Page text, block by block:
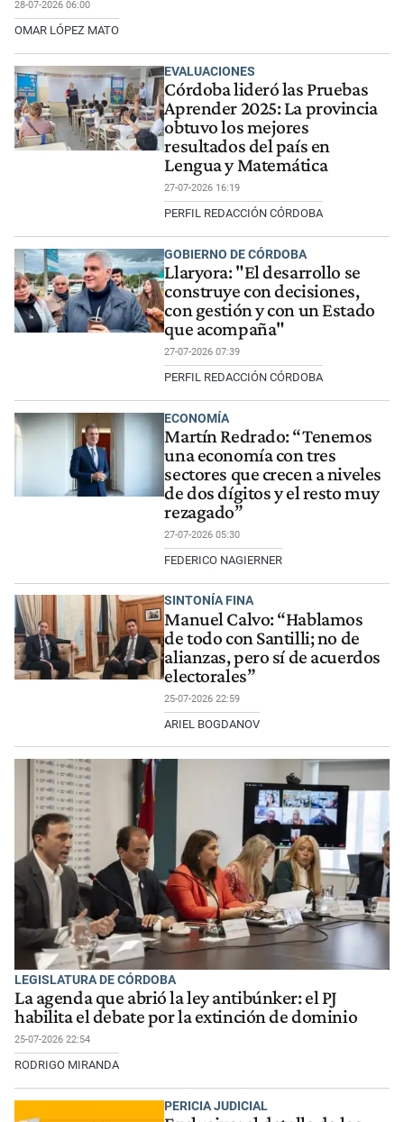
28-07-2026 06:00
OMAR LÓPEZ MATO
EVALUACIONES
Córdoba lideró las Pruebas
Aprender 2025: La provincia
obtuvo los mejores
resultados del país en
Lengua y Matemática
27-07-2026 16:19
PERFIL REDACCIÓN CÓRDOBA
GOBIERNO DE CÓRDOBA
Llaryora: "El desarrollo se
construye con decisiones,
con gestión y con un Estado
que acompaña"
27-07-2026 07:39
PERFIL REDACCIÓN CÓRDOBA
ECONOMÍA
Martín Redrado: “Tenemos
una economía con tres
sectores que crecen a niveles
de dos dígitos y el resto muy
rezagado”
27-07-2026 05:30
FEDERICO NAGIERNER
SINTONÍA FINA
Manuel Calvo: “Hablamos
de todo con Santilli; no de
alianzas, pero sí de acuerdos
electorales”
25-07-2026 22:59
ARIEL BOGDANOV
LEGISLATURA DE CÓRDOBA
La agenda que abrió la ley antibúnker: el PJ
habilita el debate por la extinción de dominio
25-07-2026 22:54
RODRIGO MIRANDA
PERICIA JUDICIAL